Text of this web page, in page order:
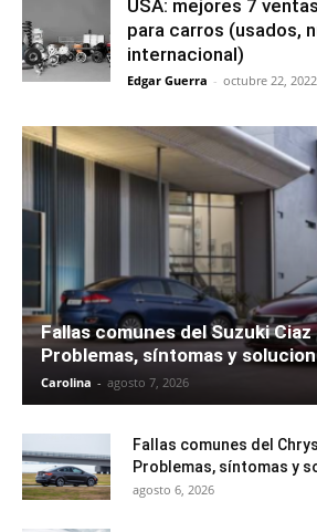
USA: mejores 7
para carros (usados,
internacional)
Edgar Guerra - octubre 22, 2022
Fallas comunes del Suzuki
Problemas, síntomas y
Carolina - agosto 7, 2026
Fallas comunes del
Problemas, síntomas y
agosto 6, 2026